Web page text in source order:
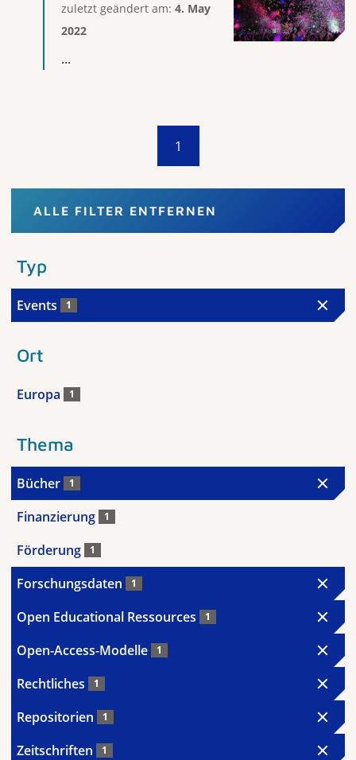
zuletzt geändert am: 4. May
2022
...
1
ALLE FILTER ENTFERNEN
Typ
Events 1
Ort
Europa 1
Thema
Bücher 1
Finanzierung 1
Förderung 1
Forschungsdaten 1
Open Educational Ressources 1
Open-Access-Modelle 1
Rechtliches 1
Repositorien 1
Zeitschriften 1